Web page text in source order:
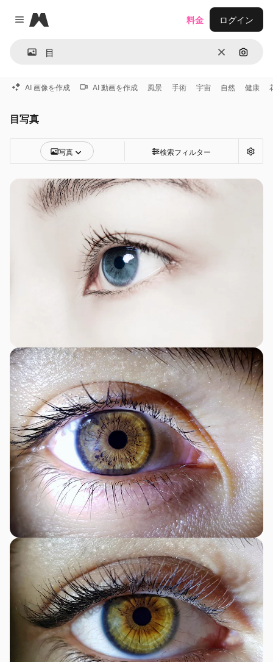
Close menu
Magnific
消去 画像で
料金 ログイン
AI 画像を作成 AI 動画を作成 風景 手術 宇宙 自然 健康
目写真
写真 検索フィルター